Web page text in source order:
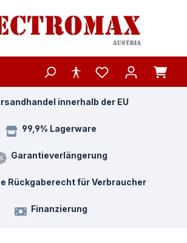
innerhalb der EU
99,9% Lagerware
Garantieverlängerung
Rückgaberecht für Verbraucher
Finanzierung